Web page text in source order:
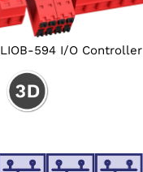
LIOB-594 I/O Controller